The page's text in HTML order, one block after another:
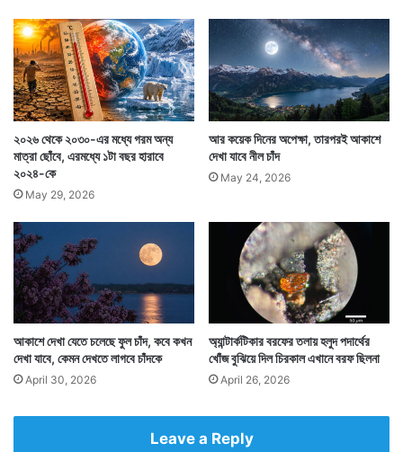
স্যালুট জানাচ্ছেন বিজ্ঞানীরা। তাঁদের দাবি, ক্লোরোফ্লুরোকার্বন বা
সিএফসি যা ফ্রিজ, ড্রাই ক্লিনিংয়ের মত যন্ত্র থেকে নির্গত হত তা
বিশ্বজুড়ে বন্ধ করার সিদ্ধান্ত নেওয়া হয় মন্ট্রিয়ল প্রোটোকলে।
তারই সুফল পাওয়া যাবে এখন থেকে ৫০ বছর পর। ফুটোফাটা
সারিয়ে ফের আগের অবস্থায় ফিরে যাবে ওজোন স্তর।
২০২৬ থেকে ২০৩০-এর মধ্যে গরম অন্য
মাত্রা ছোঁবে, এরমধ্যে ১টা বছর হারাবে
২০২৪-কে
May 29, 2026
আর কয়েক দিনের অপেক্ষা, তারপরই আকাশে
দেখা যাবে নীল চাঁদ
May 24, 2026
আকাশে দেখা যেতে চলেছে ফুল চাঁদ, কবে কখন
দেখা যাবে, কেমন দেখতে লাগবে চাঁদকে
April 30, 2026
অ্যান্টার্কটিকার বরফের তলায় হলুদ পদার্থের
খোঁজ বুঝিয়ে দিল চিরকাল এখানে বরফ ছিলনা
April 26, 2026
Leave a Reply